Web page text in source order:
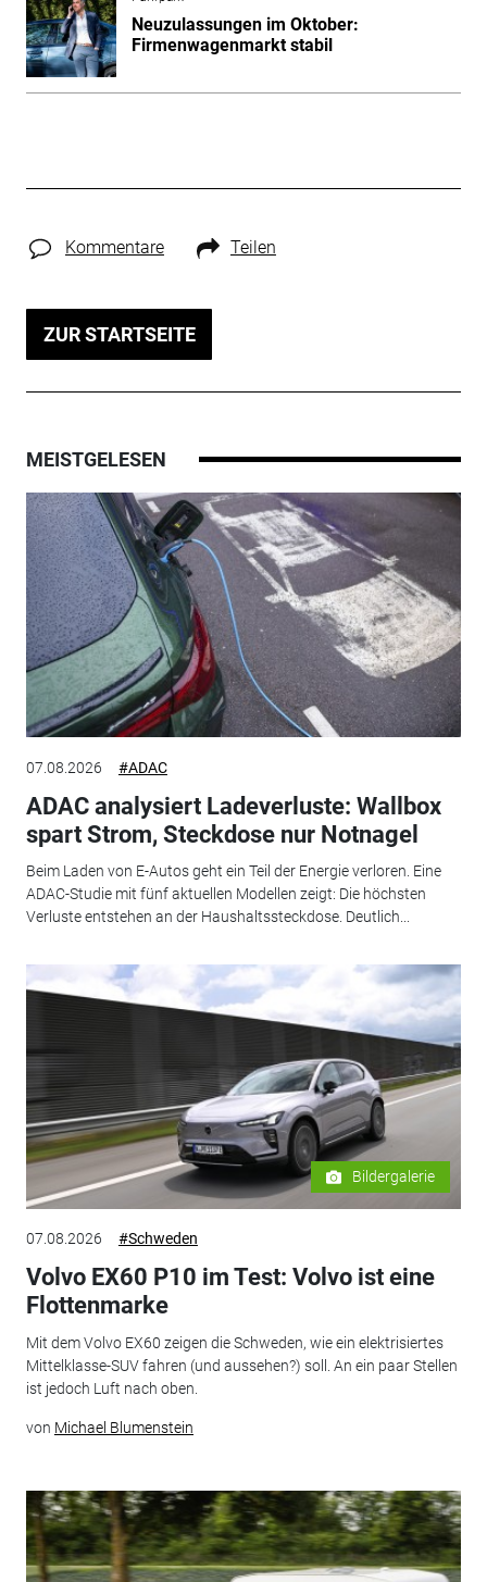
Neuzulassungen im Oktober:
Firmenwagenmarkt stabil
Kommentare Teilen
ZUR STARTSEITE
MEISTGELESEN
07.08.2026 #ADAC
ADAC analysiert Ladeverluste: Wallbox
spart Strom, Steckdose nur Notnagel
Beim Laden von E-Autos geht ein Teil der Energie verloren. Eine
ADAC-Studie mit fünf aktuellen Modellen zeigt: Die höchsten
Verluste entstehen an der Haushaltssteckdose. Deutlich...
Bildergalerie
07.08.2026 #Schweden
Volvo EX60 P10 im Test: Volvo ist eine
Flottenmarke
Mit dem Volvo EX60 zeigen die Schweden, wie ein elektrisiertes
Mittelklasse-SUV fahren (und aussehen?) soll. An ein paar Stellen
ist jedoch Luft nach oben.
von Michael Blumenstein